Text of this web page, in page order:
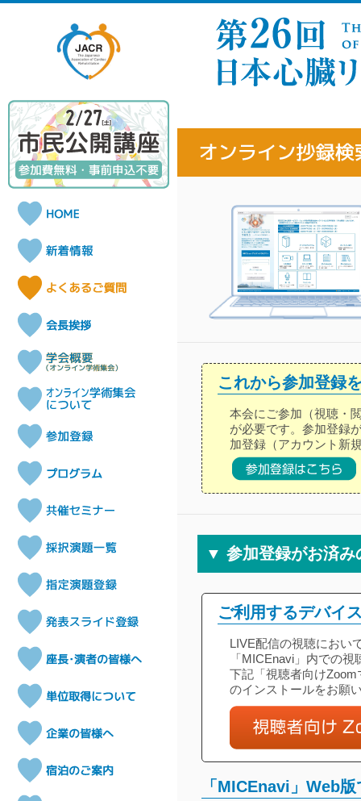
これから参加登録
本会にご参加（視聴・
が必要です。参加登録
加登録（アカウント新
▼ 参加登録がお済み
ご利用するデバイ
LIVE配信の視聴におい
「MICEnavi」内での
下記「視聴者向け
のインストールをお願
「MICEnavi」Web